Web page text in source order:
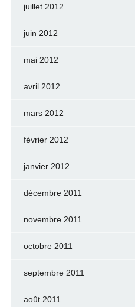
juillet 2012
juin 2012
mai 2012
avril 2012
mars 2012
février 2012
janvier 2012
décembre 2011
novembre 2011
octobre 2011
septembre 2011
août 2011